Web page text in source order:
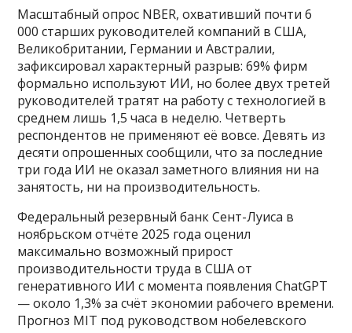
Масштабный опрос NBER, охвативший почти 6
000 старших руководителей компаний в США,
Великобритании, Германии и Австралии,
зафиксировал характерный разрыв: 69% фирм
формально используют ИИ, но более двух третей
руководителей тратят на работу с технологией в
среднем лишь 1,5 часа в неделю. Четверть
респондентов не применяют её вовсе. Девять из
десяти опрошенных сообщили, что за последние
три года ИИ не оказал заметного влияния ни на
занятость, ни на производительность.
Федеральный резервный банк Сент-Луиса в
ноябрьском отчёте 2025 года оценил
максимально возможный прирост
производительности труда в США от
генеративного ИИ с момента появления ChatGPT
— около 1,3% за счёт экономии рабочего времени.
Прогноз MIT под руководством нобелевского